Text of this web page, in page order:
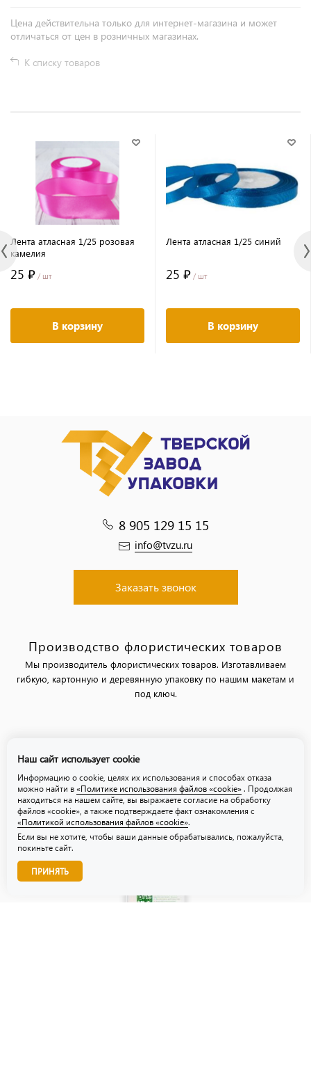
Цена действительна только для интернет-магазина и может
отличаться от цен в розничных магазинах.
К списку товаров
Лента атласная 1/25 розовая
камелия
25 ₽ / шт
В корзину
Лента атласная 1/25 синий
25 ₽ / шт
В корзину
8 905 129 15 15
info@tvzu.ru
Заказать звонок
Производство флористических товаров
Мы производитель флористических товаров. Изготавливаем
гибкую, картонную и деревянную упаковку по нашим макетам и
под ключ.
Политика использования файлов «cookie»
Звоните нам!
Наш сайт использует cookie
Информацию о cookie, целях их использования и способах отказа
можно найти в «Политике использования файлов «cookie» . Продолжая
находиться на нашем сайте, вы выражаете согласие на обработку
файлов «cookie», а также подтверждаете факт ознакомления с
«Политикой использования файлов «cookie».
Если вы не хотите, чтобы ваши данные обрабатывались, пожалуйста,
покиньте сайт.
ПРИНЯТЬ